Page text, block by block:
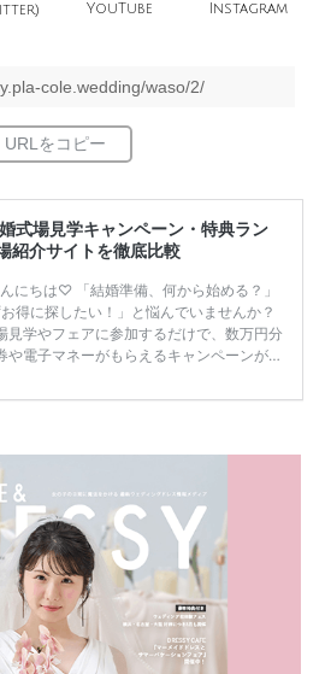
YouTube Instagram
cole.wedding/waso/2/
式場見学キャンペーン・特典ラン
紹介サイトを徹底比較
にちは♡ 「結婚準備、何から始める？」
お得に探したい！」と悩んでいませんか？
見学やフェアに参加するだけで、数万円分
や電子マネーがもらえるキャンペーンがあ
せずに選ぶと損をしてしまうことも……。
金額・条件・応募方法・注意点 「どこが
」「プラコレの特典は？」といった疑問も
。 まずは診断で候補を絞れる「ウェディ
診断」か、体験型 […]
続きを読む